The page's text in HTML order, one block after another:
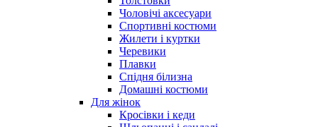
Чоловічі аксесуари
Спортивні костюми
Жилети і куртки
Черевики
Плавки
Спідня білизна
Домашні костюми
Для жінок
Кросівки і кеди